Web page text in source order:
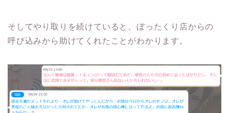
そしてやり取りを続けていると、ぼったくり店からの
呼び込みから助けてくれたことがわかります。